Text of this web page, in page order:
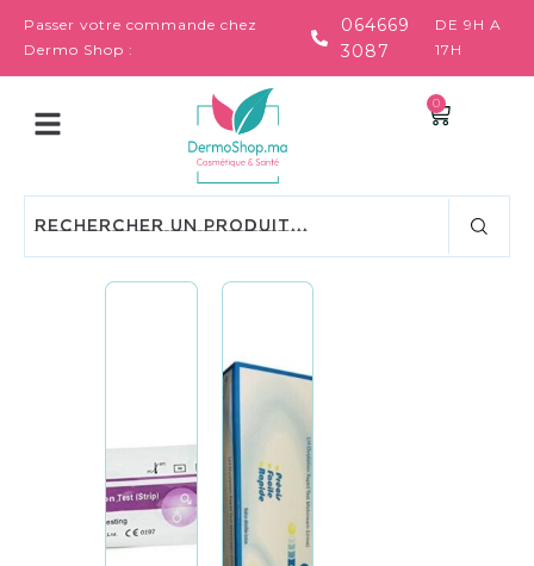
Passer votre commande chez
Dermo Shop :
064669
3087
DE 9H A
17H
0